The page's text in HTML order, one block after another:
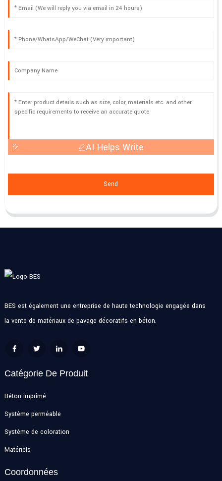
AI Helps Write
Send
BES est également une entreprise de haute technologie engagée dans
la vente de matériaux de pavage décoratifs en béton.
Catégorie De Produit
Béton imprimé
Système perméable
Système de coloration
Matériels
Coordonnées